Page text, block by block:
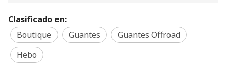
Clasificado en:
Boutique
Guantes
Guantes Offroad
Hebo